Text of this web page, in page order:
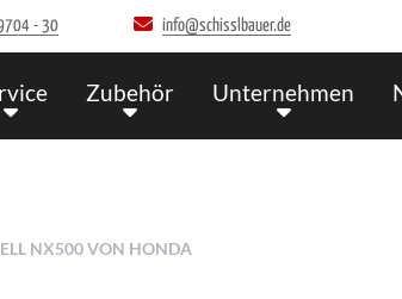
- 30 info@schisslbauer.de
Zubehör Unternehmen
NX500 VON HONDA